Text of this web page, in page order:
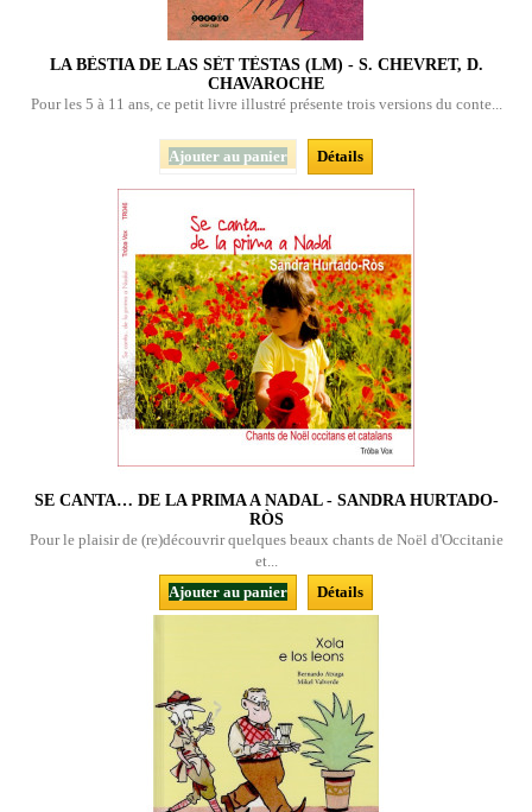
LA BÈSTIA DE LAS SÈT TÈSTAS (LM) - S. CHEVRET, D.
CHAVAROCHE
Pour les 5 à 11 ans, ce petit livre illustré présente trois versions du conte...
Ajouter au panier Détails
SE CANTA… DE LA PRIMA A NADAL - SANDRA HURTADO-
RÒS
Pour le plaisir de (re)découvrir quelques beaux chants de Noël d'Occitanie
et...
Ajouter au panier
Détails